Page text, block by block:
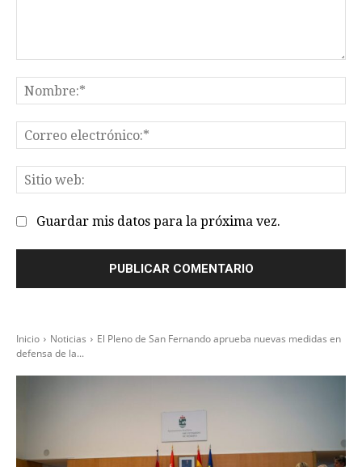
Guardar mis datos para la próxima vez.